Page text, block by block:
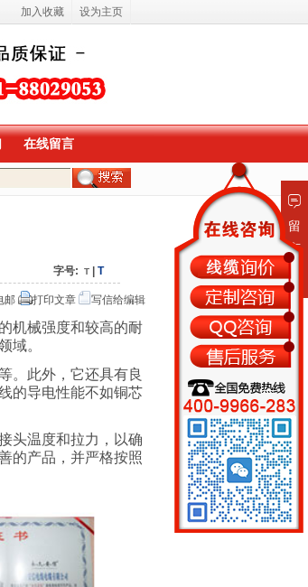
在线留言
字号: T T
邮 打印文章 写信给编辑
机械强度和较高的耐
域。
。此外，它还具有良
的导电性能不如铜芯
头温度和拉力，以确
的产品，并严格按照
加入收藏 设为主页
留
言